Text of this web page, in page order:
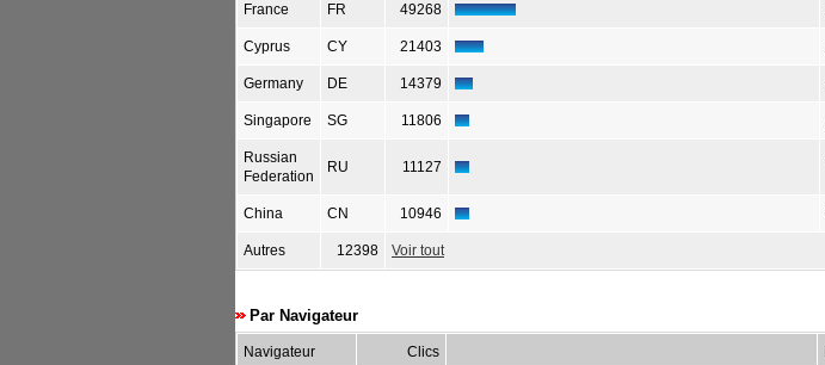
France FR 49268
Cyprus CY 21403
Germany DE 14379
Singapore SG 11806
Russian
Federation
RU 11127
China CN 10946
Autres 12398 Voir tout
Par Navigateur
Navigateur Clics